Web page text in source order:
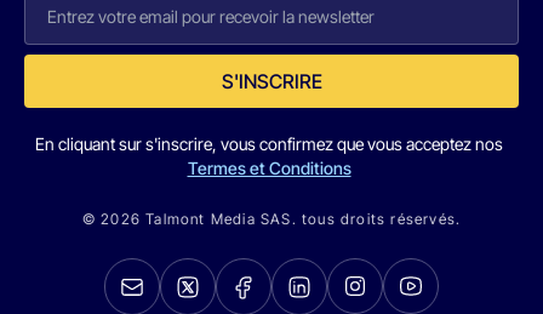
S'INSCRIRE
En cliquant sur s'inscrire, vous confirmez que vous acceptez nos
Termes et Conditions
© 2026 Talmont Media SAS. tous droits réservés.